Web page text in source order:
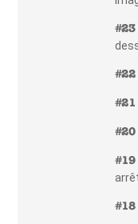
#23
#22
#21
#20
#19
#18